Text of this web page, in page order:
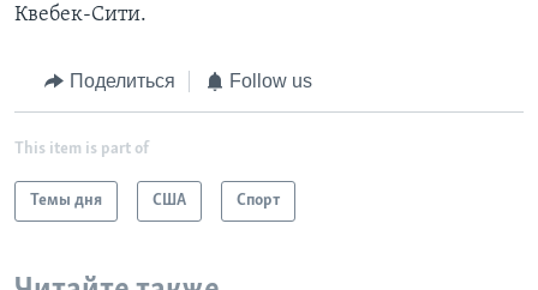
Квебек-Сити.
Поделиться Follow us
This item is part of
Темы дня США Спорт